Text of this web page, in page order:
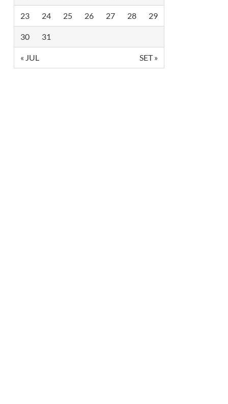
23 24 25 26 27 28 29
30 31
« JUL SET »